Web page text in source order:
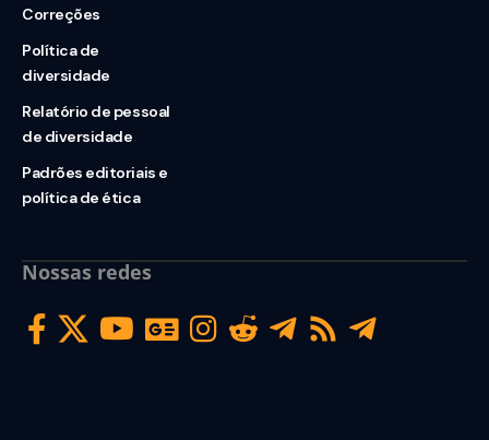
Correções
Política de
diversidade
Relatório de pessoal
de diversidade
Padrões editoriais e
política de ética
Nossas redes